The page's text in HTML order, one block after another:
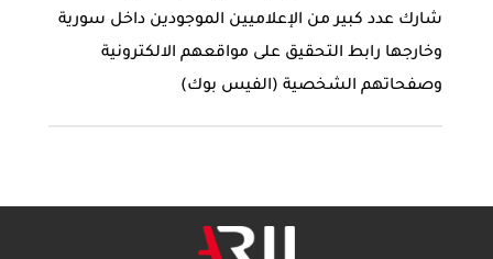
شارك عدد كبير من الإعلاميين الموجودين داخل سورية
وخارجها رابط التحقيق على مواقعهم الالكترونية
وصفحاتهم الشخصية (الفيس بوك)